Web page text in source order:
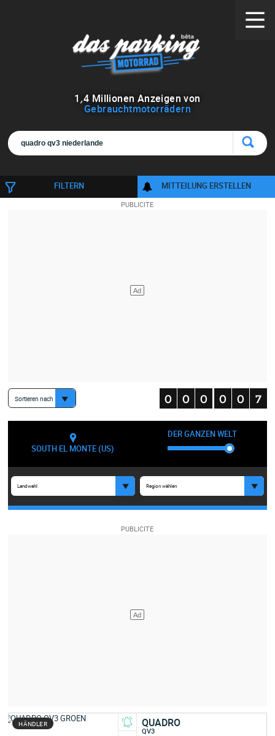
1 ,4 Millionen Anzeigen von
Gebrauchtmotorrädern
FILTERN MITTEILUNG ERSTELLEN
Sortieren nach
SOUTH EL MONTE (US)
DER GANZEN WELT
Landwahl Region wählen
HÄNDLER QUADRO
QV3